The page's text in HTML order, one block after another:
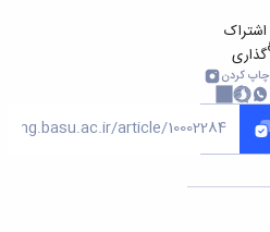
اشتراک
گذاری
چاپ کردن